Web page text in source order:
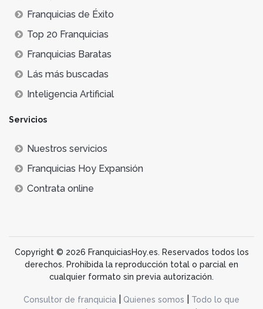
Franquicias de Éxito
Top 20 Franquicias
Franquicias Baratas
Lás más buscadas
Inteligencia Artificial
Servicios
Nuestros servicios
Franquicias Hoy Expansión
Contrata online
Copyright © 2026 FranquiciasHoy.es. Reservados todos los
derechos. Prohibida la reproducción total o parcial en
cualquier formato sin previa autorización.
Consultor de franquicia Quienes somos Todo lo que